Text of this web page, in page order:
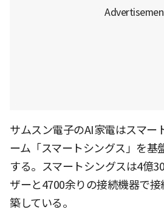
サムスン電子のAI家電はスマー
ーム「スマートシングス」を基
する。スマートシングスは4億
ザーと4700余りの接続機器で
築している。